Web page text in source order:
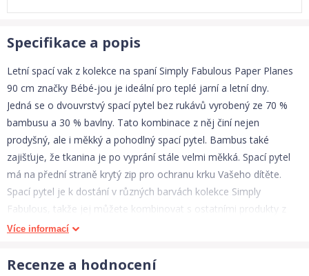
Specifikace a popis
Letní spací vak z kolekce na spaní Simply Fabulous Paper Planes
90 cm značky Bébé-jou je ideální pro teplé jarní a letní dny.
Jedná se o dvouvrstvý spací pytel bez rukávů vyrobený ze 70 %
bambusu a 30 % bavlny. Tato kombinace z něj činí nejen
prodyšný, ale i měkký a pohodlný spací pytel. Bambus také
zajišťuje, že tkanina je po vyprání stále velmi měkká. Spací pytel
má na přední straně krytý zip pro ochranu krku Vašeho dítěte.
Spací pytel je k dostání v různých barvách kolekce Simply
Fabulous, takže jej můžete kombinovat s ostatními produkty z
této kolekce.
- 70% bambus, 30% bavlna
Více informací
Recenze a hodnocení